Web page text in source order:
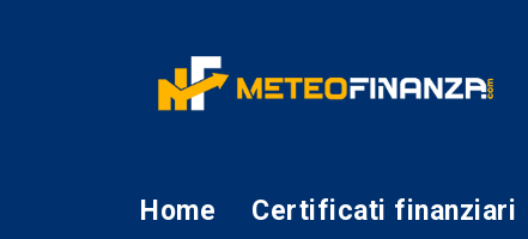
Home Certificati finanziari